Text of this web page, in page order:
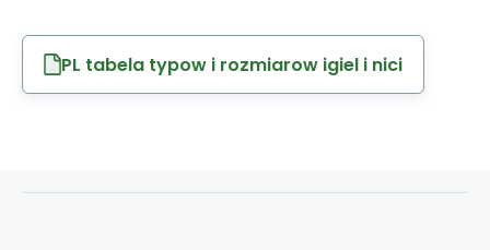
PL tabela typow i rozmiarow igiel i nici